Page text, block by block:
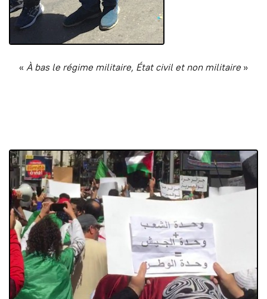
« À bas le régime militaire, État civil et non militaire »